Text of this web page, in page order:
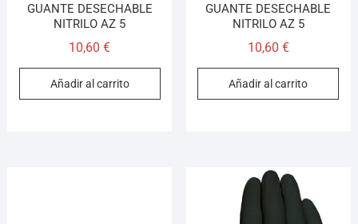
GUANTE DESECHABLE
NITRILO AZ 5
10,60€
Añadir al carrito
GUANTE DESECHABLE
NITRILO AZ 5
10,60 €
Añadir al carrito